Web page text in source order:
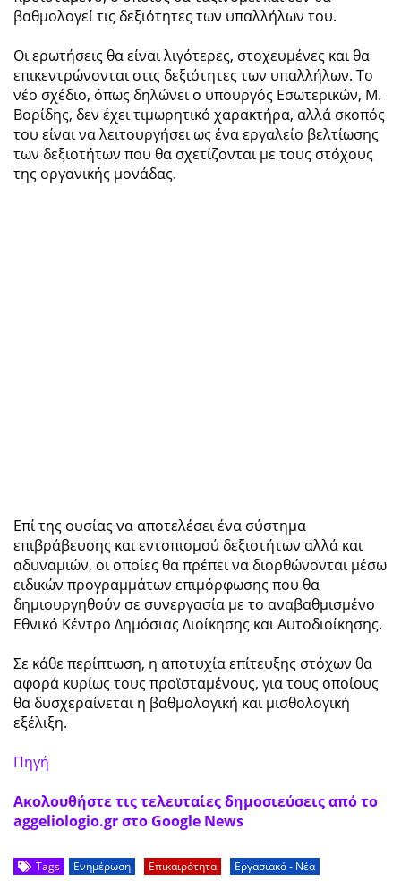
βαθμολογεί τις δεξιότητες των υπαλλήλων του.
Οι ερωτήσεις θα είναι λιγότερες, στοχευμένες και θα
επικεντρώνονται στις δεξιότητες των υπαλλήλων. Το
νέο σχέδιο, όπως δηλώνει ο υπουργός Εσωτερικών, Μ.
Βορίδης, δεν έχει τιμωρητικό χαρακτήρα, αλλά σκοπός
του είναι να λειτουργήσει ως ένα εργαλείο βελτίωσης
των δεξιοτήτων που θα σχετίζονται με τους στόχους
της οργανικής μονάδας.
Επί της ουσίας να αποτελέσει ένα σύστημα
επιβράβευσης και εντοπισμού δεξιοτήτων αλλά και
αδυναμιών, οι οποίες θα πρέπει να διορθώνονται μέσω
ειδικών προγραμμάτων επιμόρφωσης που θα
δημιουργηθούν σε συνεργασία με το αναβαθμισμένο
Εθνικό Κέντρο Δημόσιας Διοίκησης και Αυτοδιοίκησης.
Σε κάθε περίπτωση, η αποτυχία επίτευξης στόχων θα
αφορά κυρίως τους προϊσταμένους, για τους οποίους
θα δυσχεραίνεται η βαθμολογική και μισθολογική
εξέλιξη.
Πηγή
Ακολουθήστε τις τελευταίες δημοσιεύσεις από το
aggeliologio.gr στο Google News
Tags Ενημέρωση Επικαιρότητα Εργασιακά - Νέα